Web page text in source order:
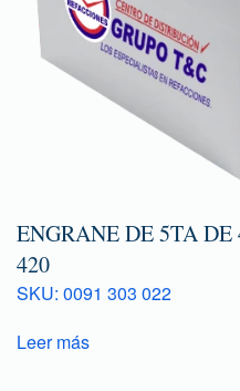
ENGRANE DE 5TA
420
SKU: 0091 303 022
Leer más